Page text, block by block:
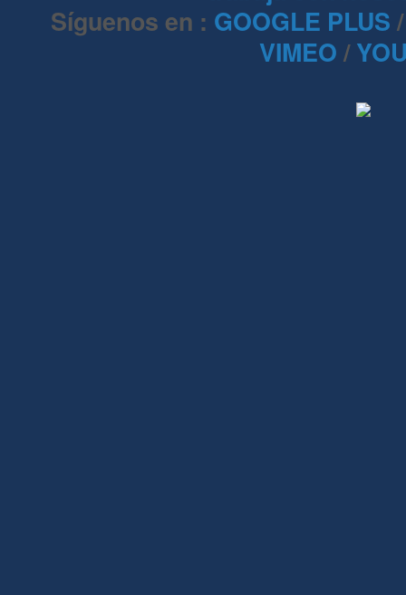
Síguenos en : GOOGLE PLUS
VIMEO /